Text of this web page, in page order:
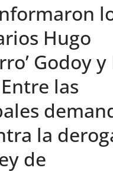
Hugo
Godoy
las
la
de